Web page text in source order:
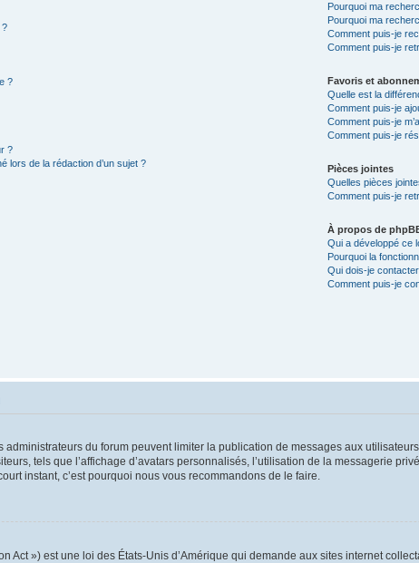
?
?
?
lors de la rédaction d’un sujet ?
Pourquoi ma
Pourquoi ma
Comment puis-je
Comment puis-je
Favoris et
Quelle est la
Comment puis-je
Comment puis-je
Comment puis-je
Pièces jointes
Quelles pièces
Comment puis-je
À propos de
Qui a développé ce
Pourquoi la
Qui dois-je
Comment puis-je
administrateurs du forum peuvent limiter la publication de messages aux
tels que l’affichage d’avatars personnalisés, l’utilisation de la messagerie
instant, c’est pourquoi nous vous recommandons de le faire.
Act ») est une loi des États-Unis d’Amérique qui demande aux sites internet